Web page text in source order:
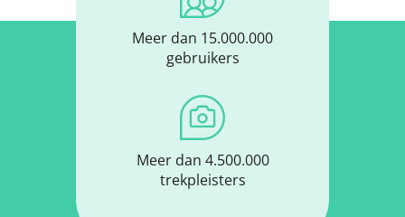
Meer dan 15.000.000
gebruikers
Meer dan 4.500.000
trekpleisters